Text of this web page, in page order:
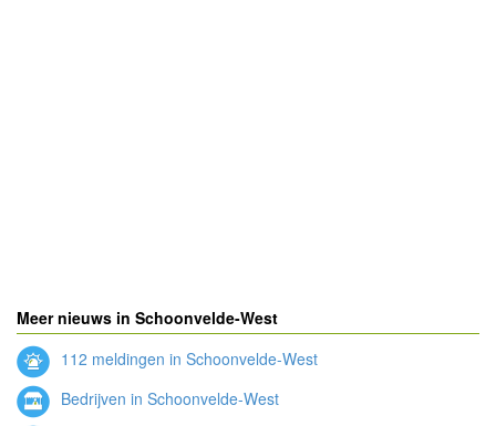
Meer nieuws in Schoonvelde-West
112 meldingen in Schoonvelde-West
Bedrijven in Schoonvelde-West